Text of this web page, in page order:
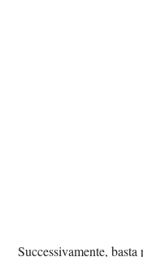
Successivamente,